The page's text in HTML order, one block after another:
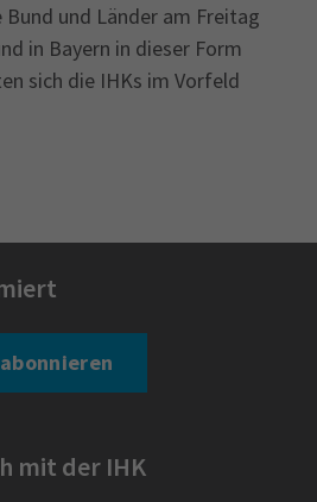
und Länder am Freitag
in Bayern in dieser Form
sich die IHKs im Vorfeld
mit der IHK